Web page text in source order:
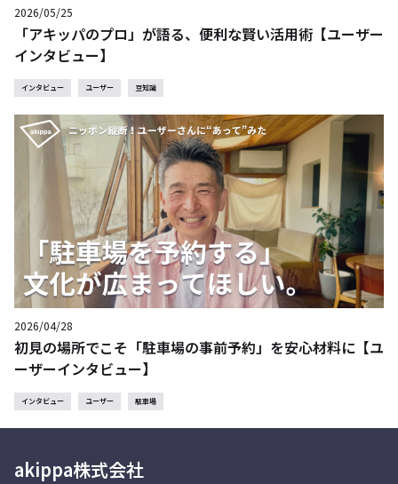
2026/05/25
「アキッパのプロ」が語る、便利な賢い活用術【ユーザー
インタビュー】
インタビュー ユーザー 豆知識
2026/04/28
初見の場所でこそ「駐車場の事前予約」を安心材料に【ユ
ーザーインタビュー】
インタビュー ユーザー 駐車場
akippa株式会社